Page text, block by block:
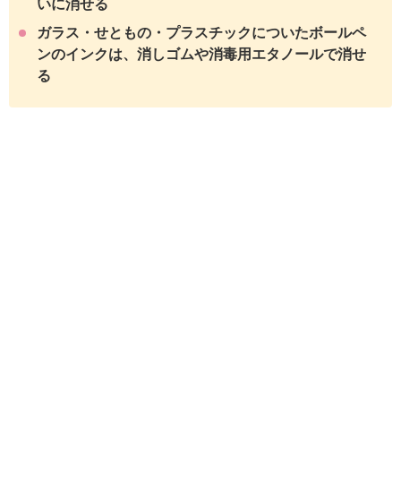
いに消せる
ガラス・せともの・プラスチックについたボールペ
ンのインクは、消しゴムや消毒用エタノールで消せ
る